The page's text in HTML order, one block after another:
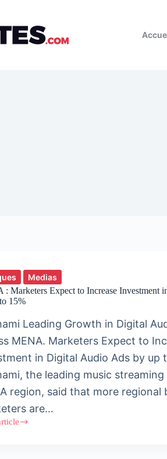
Medias
: Marketers Expect to Increase Investment
15%
Leading Growth in Digital
MENA. Marketers Expect to
in Digital Audio Ads by up
the leading music
region, said that more regional
are…